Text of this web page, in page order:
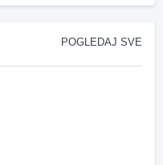
POGLEDAJ SVE